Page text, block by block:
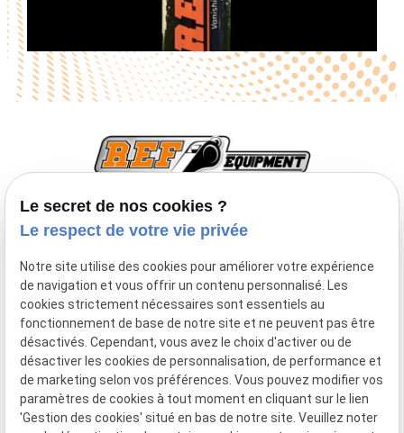
TVA Intracommunautaire :BE0747933643
Inscription à la newsletter
Mentions
Politique de
Plan du
Gestion
Le secret de nos cookies ?
Le respect de votre vie privée
Notre site utilise des cookies pour améliorer votre expérience
de navigation et vous offrir un contenu personnalisé. Les
cookies strictement nécessaires sont essentiels au
fonctionnement de base de notre site et ne peuvent pas être
désactivés. Cependant, vous avez le choix d'activer ou de
désactiver les cookies de personnalisation, de performance et
de marketing selon vos préférences. Vous pouvez modifier vos
paramètres de cookies à tout moment en cliquant sur le lien
'Gestion des cookies' situé en bas de notre site. Veuillez noter